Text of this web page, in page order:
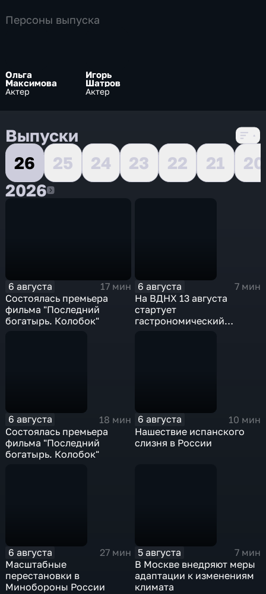
Персоны выпуска
Ольга
Максимова
Актер
Игорь
Шатров
Актер
Выпуски
26
25 24 23 22 21
20
20262026
6 августа
17 мин
Состоялась премьера
фильма "Последний
богатырь. Колобок"
6 августа
7 мин
На ВДНХ 13 августа
стартует
гастрономический
6 августа
18 мин
Состоялась премьера
фильма "Последний
богатырь. Колобок"
6 августа
10 мин
Нашествие испанского
слизня в России
6 августа
27 мин
Масштабные
перестановки в
Минобороны России
5 августа
7 мин
В Москве внедряют меры
адаптации к изменениям
климата